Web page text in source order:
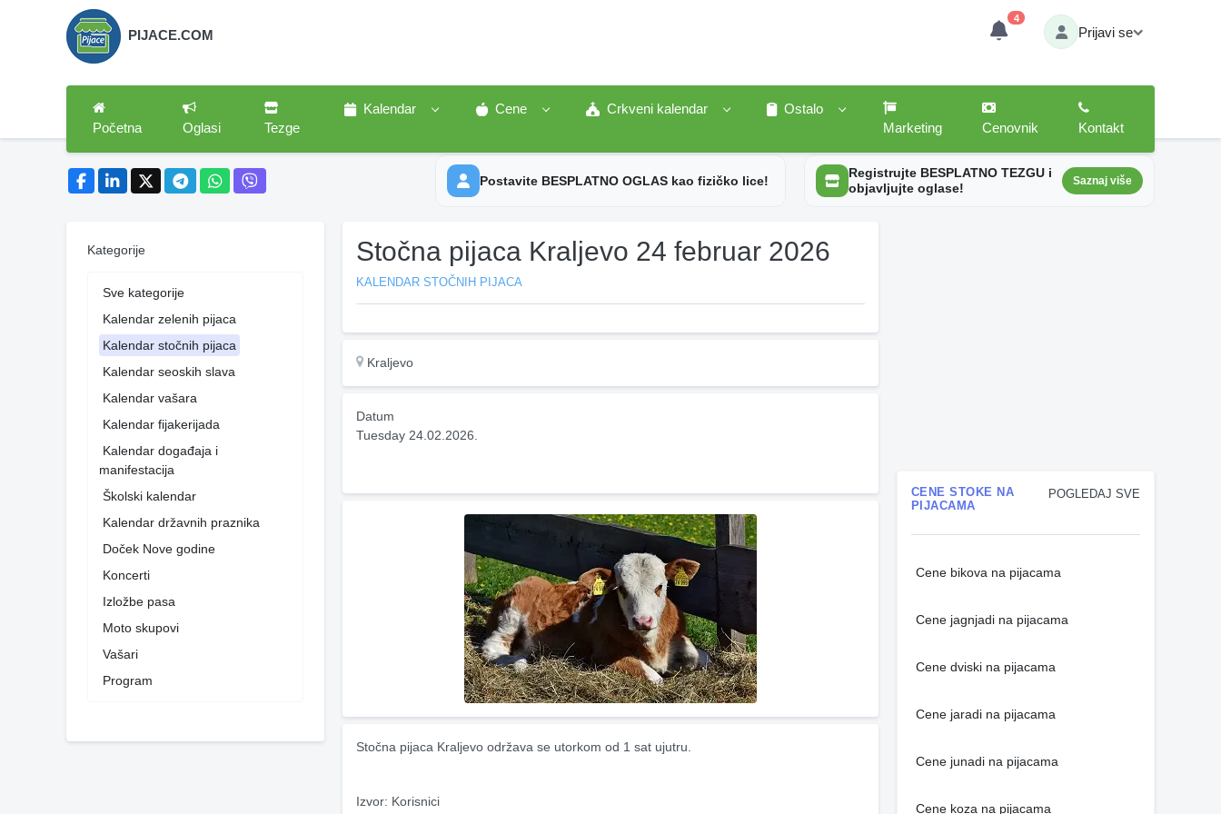
PIJACE.COM
4
Prijavi se
Početna Oglasi Tezge
Kalendar Cene Crkveni kalendar
Ostalo
Marketing
Cenovnik Kontakt
Postavite BESPLATNO OGLAS kao fizičko lice!
Registrujte BESPLATNO TEZGU i
objavljujte oglase!
Saznaj više
Kategorije
Sve kategorije
Kalendar zelenih pijaca
Kalendar stočnih pijaca
Kalendar seoskih slava
Kalendar vašara
Kalendar fijakerijada
Kalendar događaja i
manifestacija
Školski kalendar
Kalendar državnih praznika
Doček Nove godine
Koncerti
Izložbe pasa
Moto skupovi
Vašari
Program
Stočna pijaca Kraljevo 24 februar 2026
KALENDAR STOČNIH PIJACA
Kraljevo
Datum
Tuesday 24.02.2026.
Stočna pijaca Kraljevo održava se utorkom od 1 sat ujutru.
Izvor: Korisnici
POGLEDAJ SVE
CENE STOKE NA
PIJACAMA
Cene bikova na pijacama
Cene jagnjadi na pijacama
Cene dviski na pijacama
Cene jaradi na pijacama
Cene junadi na pijacama
Cene koza na pijacama